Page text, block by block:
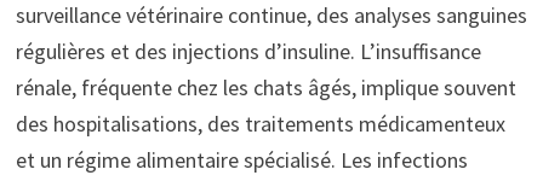
surveillance vétérinaire continue, des analyses sanguines
régulières et des injections d’insuline. L’insuffisance
rénale, fréquente chez les chats âgés, implique souvent
des hospitalisations, des traitements médicamenteux
et un régime alimentaire spécialisé. Les infections